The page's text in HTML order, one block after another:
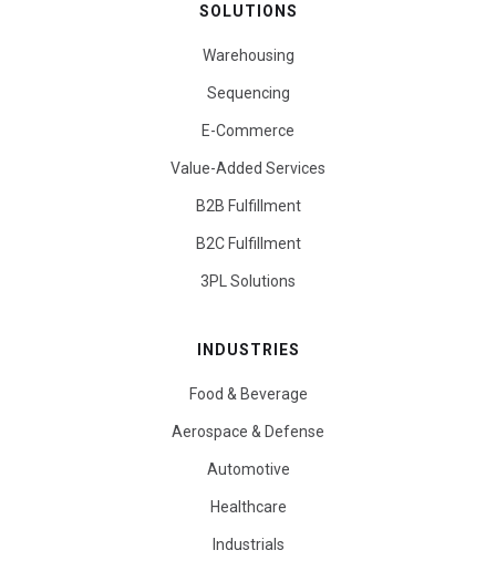
SOLUTIONS
Warehousing
Sequencing
E-Commerce
Value-Added Services
B2B Fulfillment
B2C Fulfillment
3PL Solutions
INDUSTRIES
Food & Beverage
Aerospace & Defense
Automotive
Healthcare
Industrials